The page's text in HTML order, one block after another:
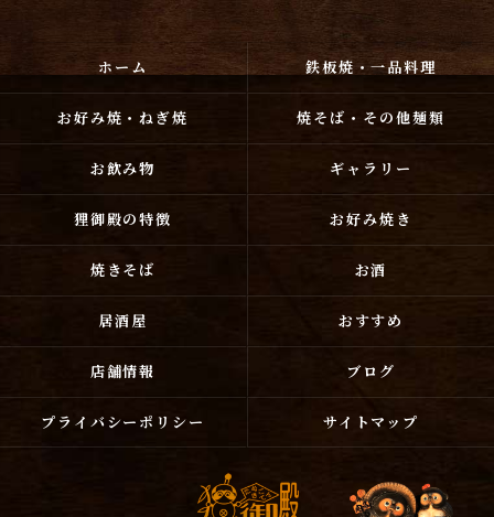
ホーム 鉄板焼・一品料理
お好み焼・ねぎ焼 焼そば・その他麺類
お飲み物 ギャラリー
狸御殿の特徴 お好み焼き
焼きそば お酒
居酒屋 おすすめ
店舗情報 ブログ
プライバシーポリシー サイトマップ